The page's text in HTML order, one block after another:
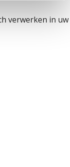
verwerken in uw